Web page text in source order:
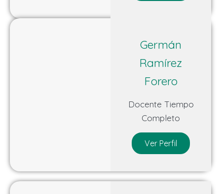
Germán
Ramírez
Forero
Docente Tiempo
Completo
Ver Perfil